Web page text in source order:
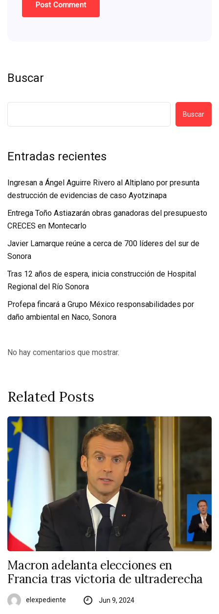
Buscar
Buscar
Entradas recientes
Ingresan a Ángel Aguirre Rivero al Altiplano por presunta
destrucción de evidencias de caso Ayotzinapa
Entrega Toño Astiazarán obras ganadoras del presupuesto
CRECES en Montecarlo
Javier Lamarque reúne a cerca de 700 líderes del sur de
Sonora
Tras 12 años de espera, inicia construcción de Hospital
Regional del Río Sonora
Profepa fincará a Grupo México responsabilidades por
daño ambiental en Naco, Sonora
No hay comentarios que mostrar.
Related Posts
Macron adelanta elecciones en
Francia tras victoria de ultraderecha
elexpediente Jun 9, 2024